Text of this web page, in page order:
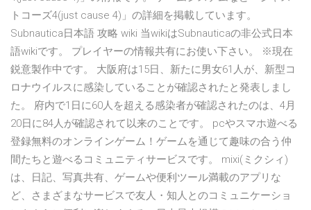
トコーズ4(just cause 4)」の詳細を掲載しています。
Subnautica日本語 攻略 wiki 当wikiはSubnauticaの非公式日本
語wikiです。 プレイヤーの情報共有にお使い下さい。 ※現在
鋭意製作中です。 大阪府は15日、新たに男女61人が、新型コ
ロナウイルスに感染していることが確認されたと発表しまし
た。 府内で1日に60人を超える感染者が確認されたのは、4月
20日に84人が確認されて以来のことです。 pcやスマホ遊べる
登録無料のオンラインゲーム！ゲームを通じて趣味の合う仲
間たちと遊べるコミュニティサービスです。 mixi(ミクシィ)
は、日記、写真共有、ゲームや便利ツール満載のアプリな
ど、さまざまなサービスで友人・知人とのコミュニケーショ